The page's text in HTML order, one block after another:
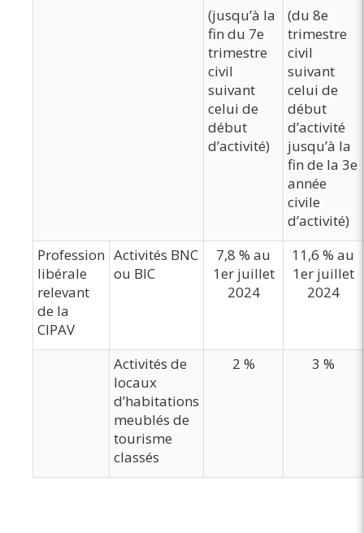
(jusqu’à la
fin du 7e
trimestre
civil
suivant
celui de
début
d’activité)
(du 8e
trimestre
civil
suivant
celui de
début
d’activité
jusqu’à la
fin de la 3e
année
civile
d’activité)
Profession
libérale
relevant
de la
CIPAV
Activités BNC
ou BIC
7,8 % au
1er juillet
2024
11,6 % au
1er juillet
2024
Activités de
locaux
d’habitations
meublés de
tourisme
classés
2 % 3 %